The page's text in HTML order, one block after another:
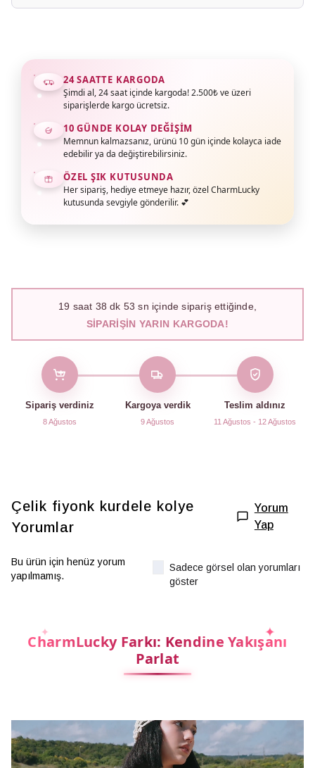
24 SAATTE KARGODA
Şimdi al, 24 saat içinde kargoda! 2.500₺ ve üzeri
siparişlerde kargo ücretsiz.
10 GÜNDE KOLAY DEĞIŞIM
Memnun kalmazsanız, ürünü 10 gün içinde kolayca iade
edebilir ya da değiştirebilirsiniz.
ÖZEL ŞIK KUTUSUNDA
Her sipariş, hediye etmeye hazır, özel CharmLucky
kutusunda sevgiyle gönderilir. 💕
19 saat 38 dk 52 sn içinde sipariş ettiğinde,
SIPARIŞIN YARIN KARGODA!
Sipariş verdiniz
8 Ağustos
Kargoya verdik
9 Ağustos
Teslim aldınız
11 Ağustos - 12 Ağustos
Çelik fiyonk kurdele kolye
Yorumlar
Yorum
Yap
Bu ürün için henüz yorum
yapılmamış.
Sadece görsel olan yorumları
göster
CharmLucky Farkı: Kendine Yakışanı
Parlat